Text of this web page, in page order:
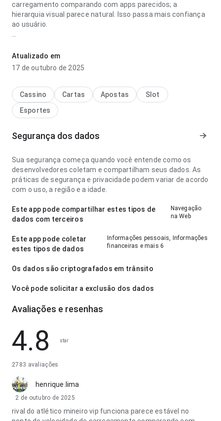
carregamento comparando com apps parecidos; a
hierarquia visual parece natural. Isso passa mais confiança
ao usuário.
ponto de fluxo de navegação antes de decidir instalar; a
hierarquia visual parece natural. A página deixa uma
Atualizado em
17 de outubro de 2025
Cassino Cartas Apostas
Slot
Esportes
Segurança dos dados
Sua segurança começa quando você entende como os
desenvolvedores coletam e compartilham seus dados. As
práticas de segurança e privacidade podem variar de acordo
com o uso, a região e a idade.
Este app pode compartilhar estes tipos de
dados com terceiros
Navegação
na Web
Este app pode coletar
estes tipos de dados
Informações pessoais, Informações
financeiras e mais 6
Os dados são criptografados em trânsito
Você pode solicitar a exclusão dos dados
Avaliações e resenhas
4.8 star
2783 avaliações
henrique.lima
2 de outubro de 2025
rival do atlético mineiro vip funciona parece estável no